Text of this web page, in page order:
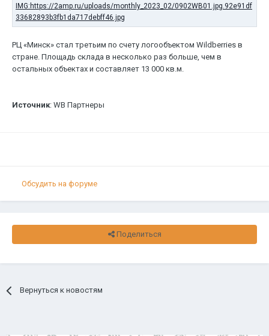
РЦ «Минск» стал третьим по счету логообъектом Wildberries в
стране. Площадь склада в несколько раз больше, чем в
остальных объектах и составляет 13 000 кв.м.
Источник: WB Партнеры
Обсудить на форуме
Поделиться
Вернуться к новостям